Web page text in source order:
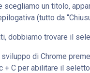
scegliamo un titolo,
(tutto da
dobbiamo trovare il
di Chrome
+ C per abilitare il